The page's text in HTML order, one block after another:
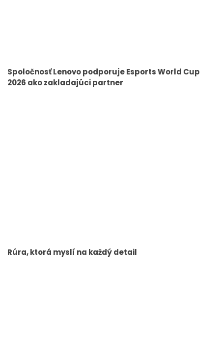
Spoločnosť Lenovo podporuje Esports World Cup
2026 ako zakladajúci partner
Rúra, ktorá myslí na každý detail